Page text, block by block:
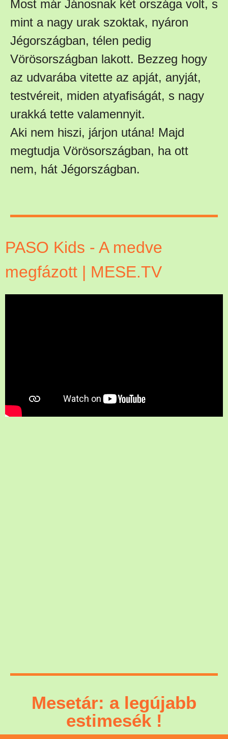
Most már Jánosnak két országa volt, s
mint a nagy urak szoktak, nyáron
Jégországban, télen pedig
Vörösországban lakott. Bezzeg hogy
az udvarába vitette az apját, anyját,
testvéreit, miden atyafiságát, s nagy
urakká tette valamennyit.
Aki nem hiszi, járjon utána! Majd
megtudja Vörösországban, ha ott
nem, hát Jégországban.
PASO Kids - A medve
megfázott | MESE.TV
Mesetár: a legújabb
estimesék !